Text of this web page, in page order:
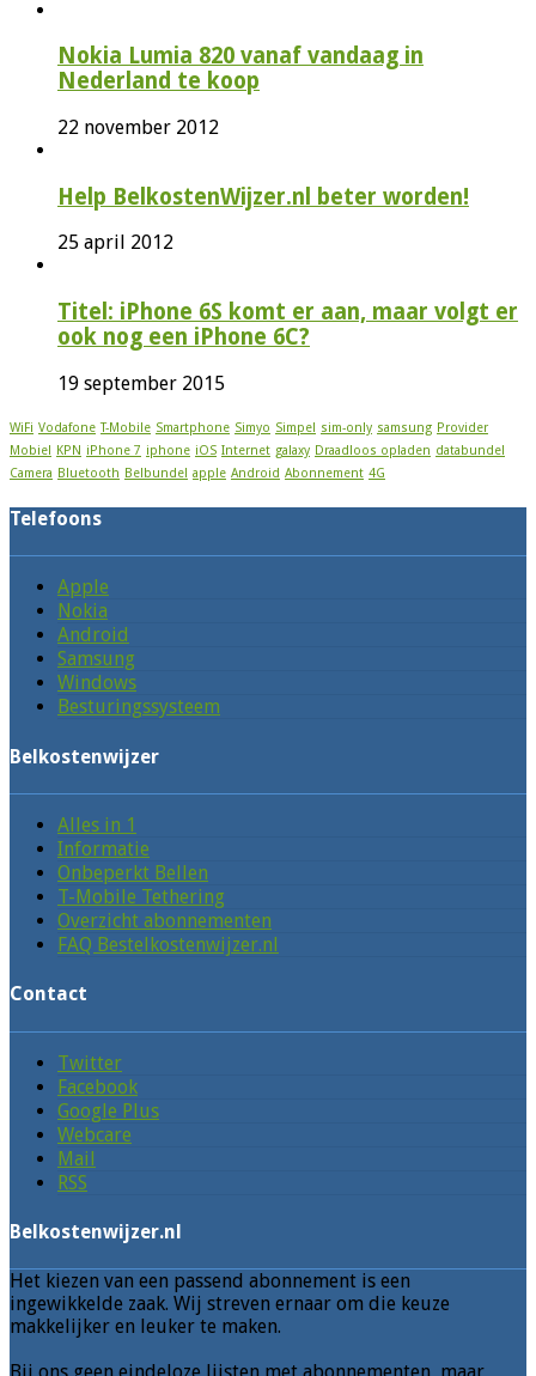
Nokia Lumia 820 vanaf vandaag in
Nederland te koop
22 november 2012
Help BelkostenWijzer.nl beter worden!
25 april 2012
Titel: iPhone 6S komt er aan, maar volgt er
ook nog een iPhone 6C?
19 september 2015
WiFi Vodafone T-Mobile Smartphone Simyo Simpel sim-only samsung Provider
Mobiel KPN iPhone 7 iphone iOS Internet galaxy Draadloos opladen databundel
Camera Bluetooth Belbundel apple Android Abonnement 4G
Telefoons
Apple
Nokia
Android
Samsung
Windows
Besturingssysteem
Belkostenwijzer
Alles in 1
Informatie
Onbeperkt Bellen
T-Mobile Tethering
Overzicht abonnementen
FAQ Bestelkostenwijzer.nl
Contact
Twitter
Facebook
Google Plus
Webcare
Mail
RSS
Belkostenwijzer.nl
Het kiezen van een passend abonnement is een
ingewikkelde zaak. Wij streven ernaar om die keuze
makkelijker en leuker te maken.